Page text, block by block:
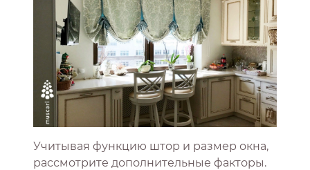
Учитывая функцию штор и размер окна,
рассмотрите дополнительные факторы.